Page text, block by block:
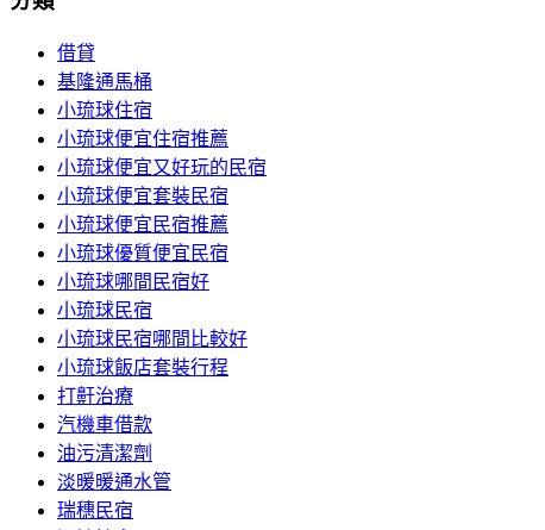
借貸
基隆通馬桶
小琉球住宿
小琉球便宜住宿推薦
小琉球便宜又好玩的民宿
小琉球便宜套裝民宿
小琉球便宜民宿推薦
小琉球優質便宜民宿
小琉球哪間民宿好
小琉球民宿
小琉球民宿哪間比較好
小琉球飯店套裝行程
打鼾治療
汽機車借款
油污清潔劑
淡暖暖通水管
瑞穗民宿